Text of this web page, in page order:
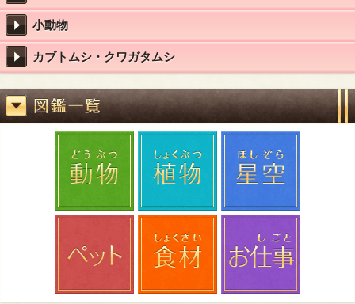
小動物
カブトムシ・クワガタムシ